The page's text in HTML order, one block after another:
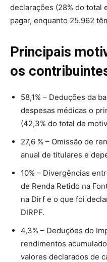
declarações (28% do total
pagar, enquanto 25.962
Principais
os
58,1% – Deduções da
despesas médicas o
(42,3% do total de
27,6 % – Omissão de
anual de titulares e
10% – Divergências
de Renda Retido na
na Dirf e o que foi
DIRPF.
4,3% – Deduções do
rendimentos
valores declarados de